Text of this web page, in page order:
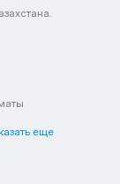
еще